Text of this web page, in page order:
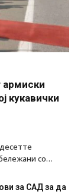
армиски
кукавички
со…
за САД за да